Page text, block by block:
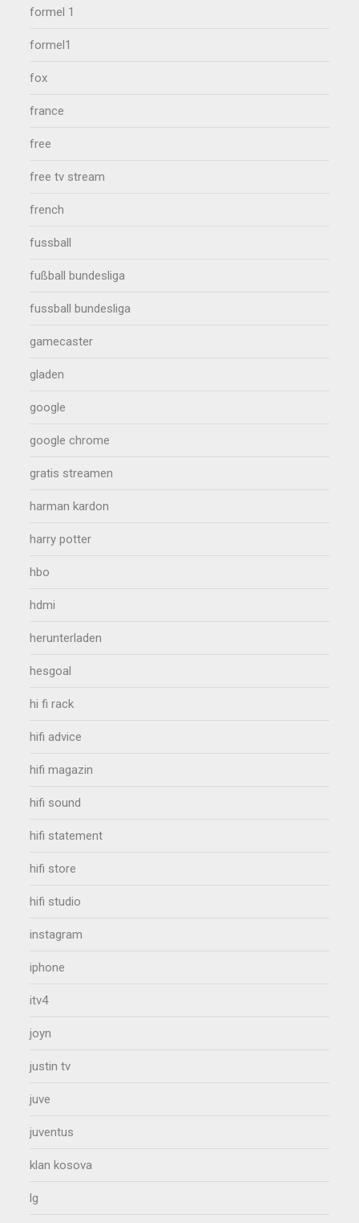
formel 1
formel1
fox
france
free
free tv stream
french
fussball
fußball bundesliga
fussball bundesliga
gamecaster
gladen
google
google chrome
gratis streamen
harman kardon
harry potter
hbo
hdmi
herunterladen
hesgoal
hi fi rack
hifi advice
hifi magazin
hifi sound
hifi statement
hifi store
hifi studio
instagram
iphone
itv4
joyn
justin tv
juve
juventus
klan kosova
lg